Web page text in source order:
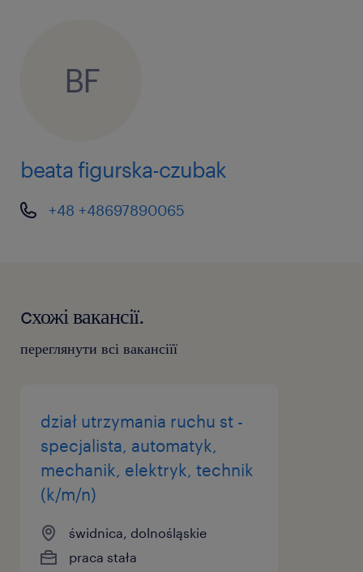
BF
beata figurska-czubak
+48 +48697890065
cхожі вакансії.
переглянути всі вакансіїї
dział utrzymania ruchu st -
specjalista, automatyk,
mechanik, elektryk, technik
(k/m/n)
świdnica, dolnośląskie
praca stała